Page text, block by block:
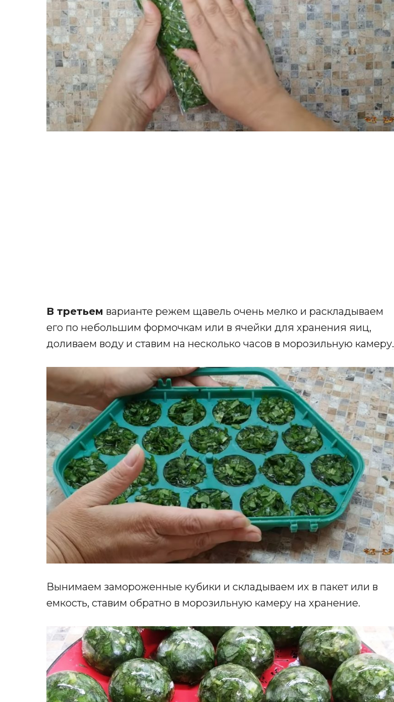
В третьем варианте режем щавель очень мелко и раскладываем
его по небольшим формочкам или в ячейки для хранения яиц,
доливаем воду и ставим на несколько часов в морозильную камеру.
Вынимаем замороженные кубики и складываем их в пакет или в
емкость, ставим обратно в морозильную камеру на хранение.